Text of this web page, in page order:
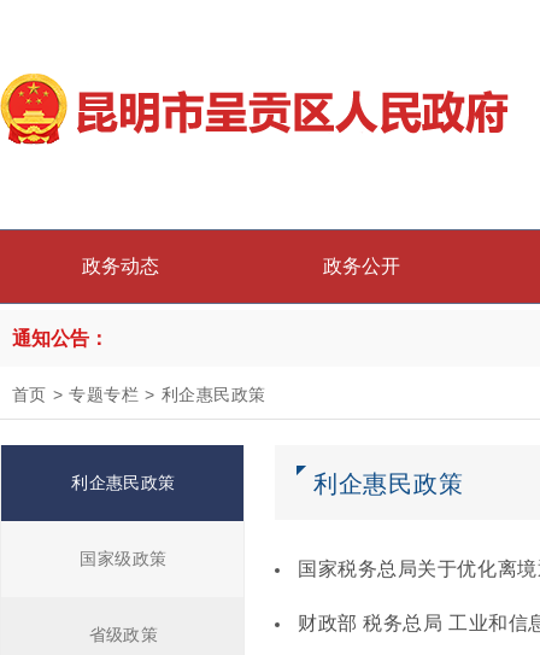
政务动态 政务公开
通知公告：
首页 > 专题专栏 > 利企惠民政策
利企惠民政策
国家级政策
省级政策
利企惠民政策
国家税务总局关于优化离
财政部 税务总局 工业和信